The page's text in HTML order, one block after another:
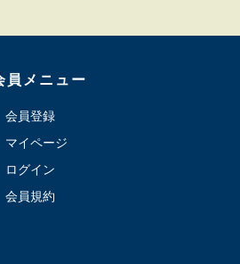
員メニュー
会員登録
マイページ
ログイン
会員規約